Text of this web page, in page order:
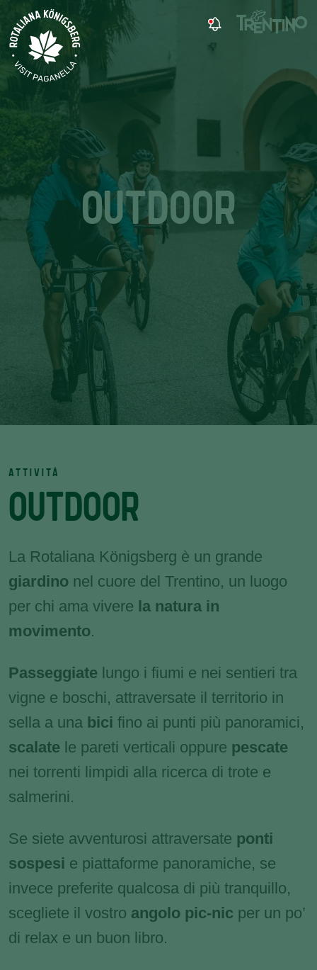
OUTDOOR
OUTDOOR
ATTIVITÀ
La Rotaliana Königsberg è un grande
giardino nel cuore del Trentino, un luogo
per chi ama vivere la natura in
movimento.
Passeggiate lungo i fiumi e nei sentieri tra
vigne e boschi, attraversate il territorio in
sella a una bici fino ai punti più panoramici,
scalate le pareti verticali oppure pescate
nei torrenti limpidi alla ricerca di trote e
salmerini.
Se siete avventurosi attraversate ponti
sospesi e piattaforme panoramiche, se
invece preferite qualcosa di più tranquillo,
scegliete il vostro angolo pic-nic per un po’
di relax e un buon libro.